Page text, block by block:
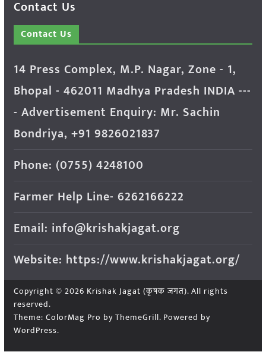
Contact Us
Contact Us
14 Press Complex, M.P. Nagar, Zone - 1,
Bhopal - 462011 Madhya Pradesh INDIA ---
- Advertisement Enquiry: Mr. Sachin
Bondriya, +91 9826021837
Phone: (0755) 4248100
Farmer Help Line- 6262166222
Email: info@krishakjagat.org
Website: https://www.krishakjagat.org/
Copyright © 2026 Krishak Jagat (कृषक जगत). All rights
reserved.
Theme: ColorMag Pro by ThemeGrill. Powered by
WordPress.